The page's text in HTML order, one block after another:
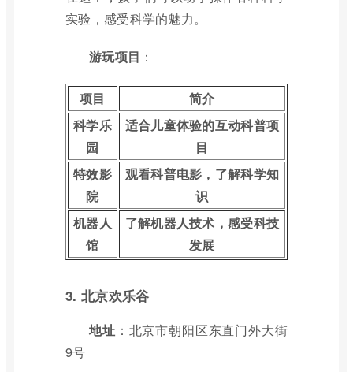
实验，感受科学的魅力。
游玩项目 ：
项目
简介
科学乐
园
适合儿童体验的互动科普项
目
特效影
院
观看科普电影，了解科学知
识
机器人
馆
了解机器人技术，感受科技
发展
3. 北京欢乐谷
地址 ：北京市朝阳区东直门外大街
9号